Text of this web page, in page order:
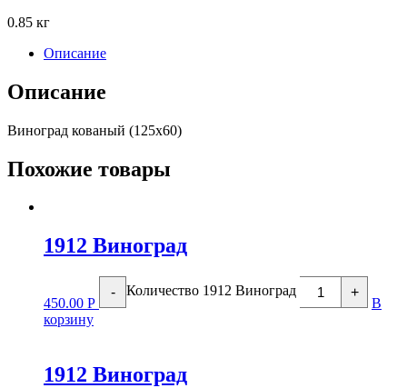
0.85 кг
Описание
Описание
Виноград кованый (125х60)
Похожие товары
1912 Виноград
450.00 Р
- Количество 1912 Виноград +
В
корзину
1912 Виноград